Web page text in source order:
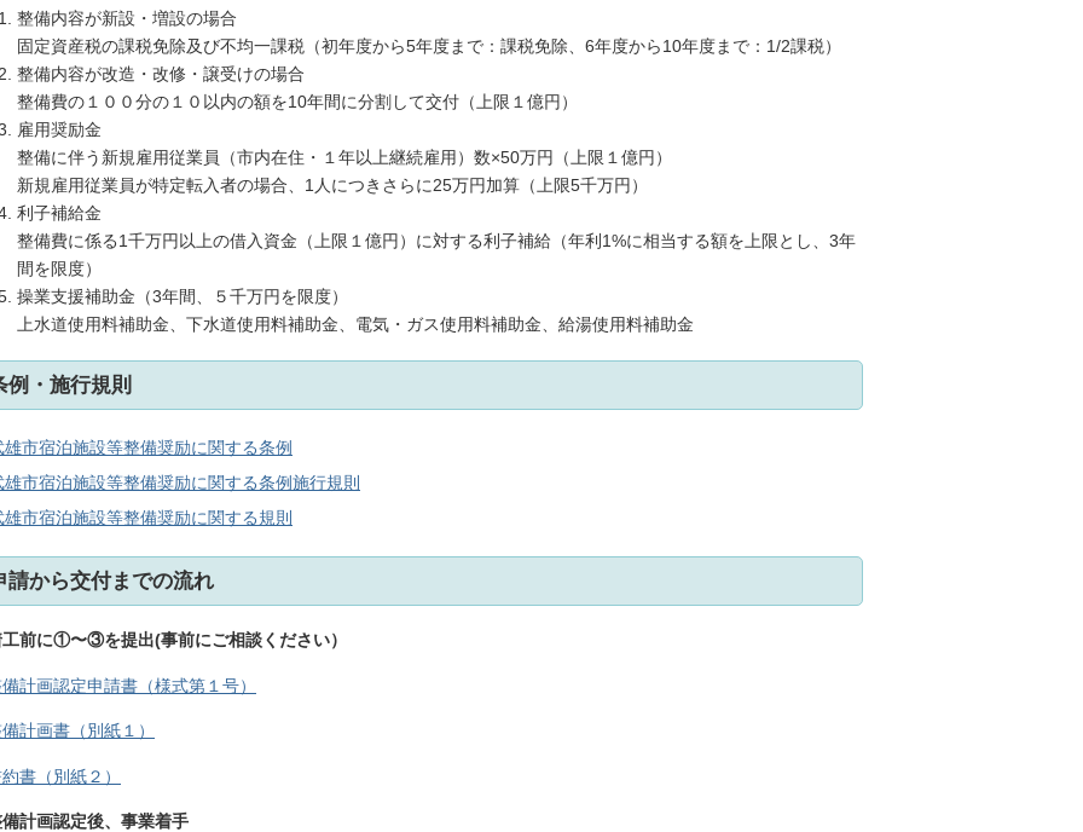
整備内容が新設・増設の場合
固定資産税の課税免除及び不均一課税（初年度から5年度まで：課税免除、6年度から10年度まで：1/2課税）
整備内容が改造・改修・譲受けの場合
整備費の１００分の１０以内の額を10年間に分割して交付（上限１億円）
雇用奨励金
整備に伴う新規雇用従業員（市内在住・１年以上継続雇用）数×50万円（上限１億円）
新規雇用従業員が特定転入者の場合、1人につきさらに25万円加算（上限5千万円）
利子補給金
整備費に係る1千万円以上の借入資金（上限１億円）に対する利子補給（年利1%に相当する額を上限とし、3年
間を限度）
操業支援補助金（3年間、５千万円を限度）
上水道使用料補助金、下水道使用料補助金、電気・ガス使用料補助金、給湯使用料補助金
例・施行規則
雄市宿泊施設等整備奨励に関する条例
雄市宿泊施設等整備奨励に関する条例施行規則
雄市宿泊施設等整備奨励に関する規則
請から交付までの流れ
前に①〜③を提出(事前にご相談ください）
計画認定申請書（様式第１号）
計画書（別紙１）
書（別紙２）
計画認定後、事業着手